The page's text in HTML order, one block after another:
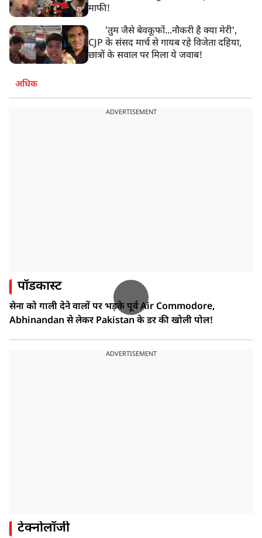
माफी!
'तुम जैसे बेवकूफों...नौकरी है क्या मेरी',
CJP के संसद मार्च से गायब रहे विजेता दहिया,
छात्रों के सवाल पर मिला ये जवाब!
अधिक
ADVERTISEMENT
पॉडकास्ट
सेना को गाली देने वालों पर भड़के पूर्व Air Commodore,
Abhinandan से लेकर Pakistan के डर की खोली पोल!
ADVERTISEMENT
टेक्नोलॉजी